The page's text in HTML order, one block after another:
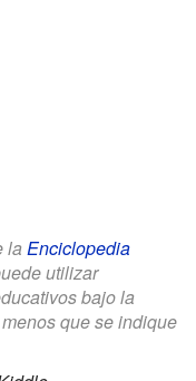
la Enciclopedia
utilizar
bajo la
que se indique